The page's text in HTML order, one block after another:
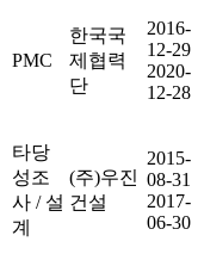
PMC
한국국
제협력
단
2016-
12-29
2020-
12-28
타당
성조
사 / 설
계
(주)우진
건설
2015-
08-31
2017-
06-30